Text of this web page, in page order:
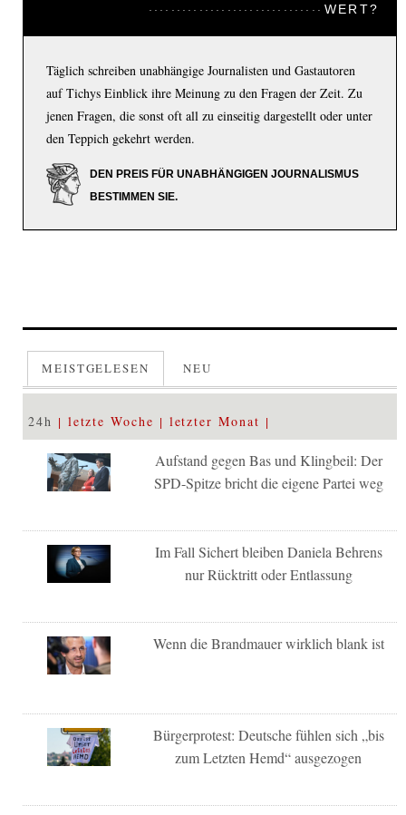
WERT?
Täglich schreiben unabhängige Journalisten und Gastautoren
auf Tichys Einblick ihre Meinung zu den Fragen der Zeit. Zu
jenen Fragen, die sonst oft all zu einseitig dargestellt oder unter
den Teppich gekehrt werden.
DEN PREIS FÜR UNABHÄNGIGEN JOURNALISMUS
BESTIMMEN SIE.
MEISTGELESEN NEU
24h letzte Woche letzter Monat
Aufstand gegen Bas und Klingbeil: Der
SPD-Spitze bricht die eigene Partei weg
Im Fall Sichert bleiben Daniela Behrens
nur Rücktritt oder Entlassung
Wenn die Brandmauer wirklich blank ist
Bürgerprotest: Deutsche fühlen sich „bis
zum Letzten Hemd“ ausgezogen